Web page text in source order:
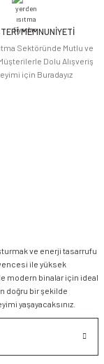
MEMNUNİYETİ
Sektöründe Mutlu ve
Dolu Alışveriş
için Buradayız
ve enerji tasarrufu
ile yüksek
modern binalar için ideal
doğru bir şekilde
yaşayacaksınız.